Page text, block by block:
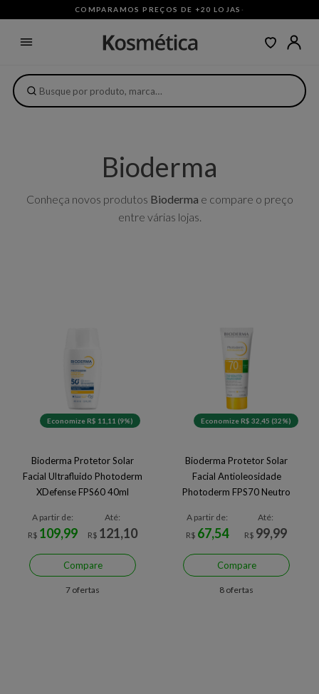
COMPARAMOS PREÇOS DE +20 LOJAS ·
Bioderma
Conheça novos produtos Bioderma e compare o preço
entre várias lojas.
Economize R$ 11,11 (9%)
Bioderma Protetor Solar
Facial Ultrafluido Photoderm
XDefense FPS60 40ml
A partir de:
R$ 109,99
Até:
R$ 121,10
Compare
7 ofertas
Economize R$ 32,45 (32%)
Bioderma Protetor Solar
Facial Antioleosidade
Photoderm FPS70 Neutro
A partir de:
R$ 67,54
Até:
R$ 99,99
Compare
8 ofertas